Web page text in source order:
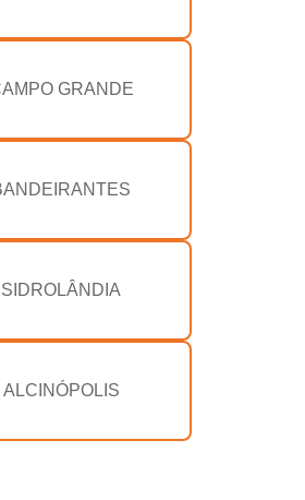
GRANDE
SIDROLÂNDIA
ALCINÓPOLIS